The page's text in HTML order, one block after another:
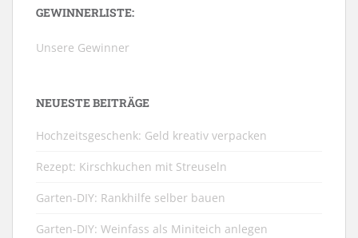
GEWINNERLISTE:
Unsere Gewinner
NEUESTE BEITRÄGE
Hochzeitsgeschenk: Geld kreativ verpacken
Rezept: Kirschkuchen mit Streuseln
Garten-DIY: Rankhilfe selber bauen
Garten-DIY: Weinfass als Miniteich anlegen